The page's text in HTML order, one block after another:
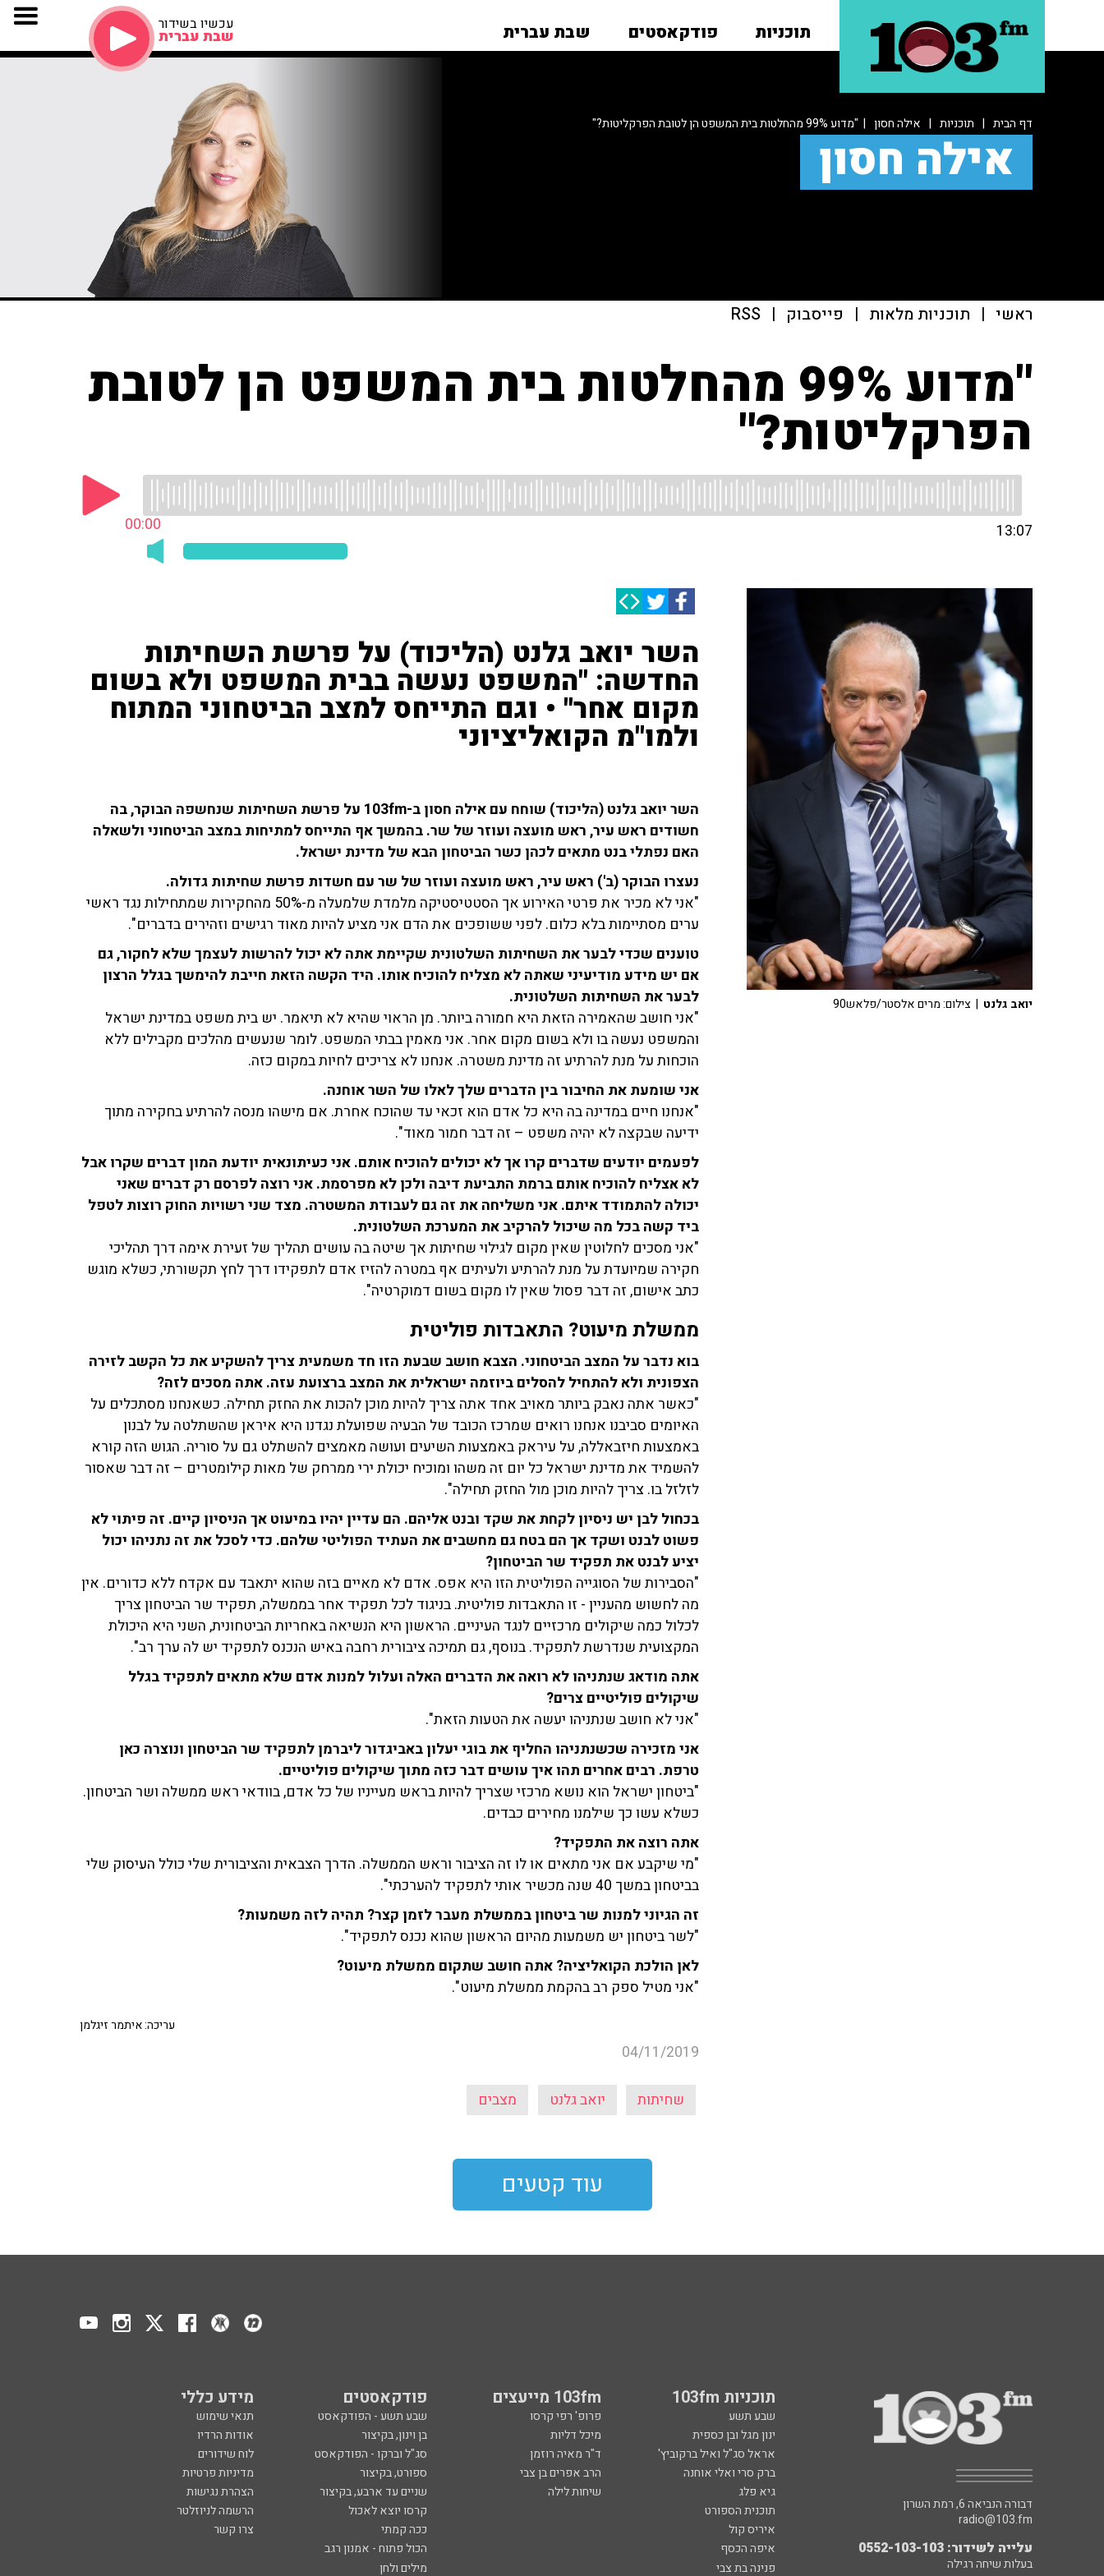
תוכניות פודקאסטים שבת עברית עכשיו בשידור
שבת עברית
דף הבית | תוכניות | אילה חסון | "מדוע 99% מהחלטות בית המשפט הן לטובת הפרקליטות?"
אילה חסון
ראשי | תוכניות מלאות | פייסבוק |
RSS
"מדוע 99% מהחלטות בית המשפט הן לטובת
הפרקליטות?"
00:00 13:07
השר יואב גלנט (הליכוד) על פרשת השחיתות
החדשה: "המשפט נעשה בבית המשפט ולא בשום
מקום אחר" • וגם התייחס למצב הביטחוני המתוח
ולמו"מ הקואליציוני
השר יואב גלנט (הליכוד) שוחח עם אילה חסון ב-103fm על פרשת השחיתות שנחשפה הבוקר, בה
חשודים ראש עיר, ראש מועצה ועוזר של שר. בהמשך אף התייחס למתיחות במצב הביטחוני ולשאלה
האם נפתלי בנט מתאים לכהן כשר הביטחון הבא של מדינת ישראל.
נעצרו הבוקר (ב') ראש עיר, ראש מועצה ועוזר של שר עם חשדות פרשת שחיתות גדולה.
"אני לא מכיר את פרטי האירוע אך הסטטיסטיקה מלמדת שלמעלה מ-50% מהחקירות שמתחילות נגד ראשי
ערים מסתיימות בלא כלום. לפני ששופכים את הדם אני מציע להיות מאוד רגישים וזהירים בדברים".
טוענים שכדי לבער את השחיתות השלטונית שקיימת אתה לא יכול להרשות לעצמך שלא לחקור, גם
אם יש מידע מודיעיני שאתה לא מצליח להוכיח אותו. היד הקשה הזאת חייבת להימשך בגלל הרצון
לבער את השחיתות השלטונית.
"אני חושב שהאמירה הזאת היא חמורה ביותר. מן הראוי שהיא לא תיאמר. יש בית משפט במדינת ישראל
והמשפט נעשה בו ולא בשום מקום אחר. אני מאמין בבתי המשפט. לומר שנעשים מהלכים מקבילים ללא
הוכחות על מנת להרתיע זה מדינת משטרה. אנחנו לא צריכים לחיות במקום כזה.
אני שומעת את החיבור בין הדברים שלך לאלו של השר אוחנה.
"אנחנו חיים במדינה בה היא כל אדם הוא זכאי עד שהוכח אחרת. אם מישהו מנסה להרתיע בחקירה מתוך
ידיעה שבקצה לא יהיה משפט – זה דבר חמור מאוד".
לפעמים יודעים שדברים קרו אך לא יכולים להוכיח אותם. אני כעיתונאית יודעת המון דברים שקרו אבל
לא אצליח להוכיח אותם ברמת התביעת דיבה ולכן לא מפרסמת. אני רוצה לפרסם רק דברים שאני
יכולה להתמודד איתם. אני משליחה את זה גם לעבודת המשטרה. מצד שני רשויות החוק רוצות לטפל
ביד קשה בכל מה שיכול להרקיב את המערכת השלטונית.
"אני מסכים לחלוטין שאין מקום לגילוי שחיתות אך שיטה בה עושים תהליך של זעירת אימה דרך תהליכי
חקירה שמיועדת על מנת להרתיע ולעיתים אף במטרה להזיז אדם לתפקידו דרך לחץ תקשורתי, כשלא מוגש
כתב אישום, זה דבר פסול שאין לו מקום בשום דמוקרטיה".
ממשלת מיעוט? התאבדות פוליטית
בוא נדבר על המצב הביטחוני. הצבא חושב שבעת הזו חד משמעית צריך להשקיע את כל הקשב לזירה
הצפונית ולא להתחיל להסלים ביוזמה ישראלית את המצב ברצועת עזה. אתה מסכים לזה?
"כאשר אתה נאבק ביותר מאויב אחד אתה צריך להיות מוכן להכות את החזק תחילה. כשאנחנו מסתכלים על
האיומים סביבנו אנחנו רואים שמרכז הכובד של הבעיה שפועלת נגדנו היא איראן שהשתלטה על לבנון
באמצעות חיזבאללה, על עיראק באמצעות השיעים ועושה מאמצים להשתלט גם על סוריה. הגוש הזה קורא
להשמיד את מדינת ישראל כל יום זה משהו ומוכיח יכולת ירי ממרחק של מאות קילומטרים – זה דבר שאסור
לזלזל בו. צריך להיות מוכן מול החזק תחילה".
בכחול לבן יש ניסיון לקחת את שקד ובנט אליהם. הם עדיין יהיו במיעוט אך הניסיון קיים. זה פיתוי לא
פשוט לבנט ושקד אך הם בטח גם מחשבים את העתיד הפוליטי שלהם. כדי לסכל את זה נתניהו יכול
יציע לבנט את תפקיד שר הביטחון?
"הסבירות של הסוגייה הפוליטית הזו היא אפס. אדם לא מאיים בזה שהוא יתאבד עם אקדח ללא כדורים. אין
מה לחשוש מהעניין - זו התאבדות פוליטית. בניגוד לכל תפקיד אחר בממשלה, תפקיד שר הביטחון צריך
לכלול כמה שיקולים מרכזיים לנגד העיניים. הראשון היא הנשיאה באחריות הביטחונית, השני היא היכולת
המקצועית שנדרשת לתפקיד. בנוסף, גם תמיכה ציבורית רחבה באיש הנכנס לתפקיד יש לה ערך רב".
אתה מודאג שנתניהו לא רואה את הדברים האלה ועלול למנות אדם שלא מתאים לתפקיד בגלל
שיקולים פוליטיים צרים?
"אני לא חושב שנתניהו יעשה את הטעות הזאת".
אני מזכירה שכשנתניהו החליף את בוגי יעלון באביגדור ליברמן לתפקיד שר הביטחון ונוצרה כאן
טרפת. רבים אחרים תהו איך עושים דבר כזה מתוך שיקולים פוליטיים.
"ביטחון ישראל הוא נושא מרכזי שצריך להיות בראש מעייניו של כל אדם, בוודאי ראש ממשלה ושר הביטחון.
כשלא עשו כך שילמנו מחירים כבדים.
אתה רוצה את התפקיד?
"מי שיקבע אם אני מתאים או לו זה הציבור וראש הממשלה. הדרך הצבאית והציבורית שלי כולל העיסוק שלי
בביטחון במשך 40 שנה מכשיר אותי לתפקיד להערכתי".
זה הגיוני למנות שר ביטחון בממשלת מעבר לזמן קצר? תהיה לזה משמעות?
"לשר ביטחון יש משמעות מהיום הראשון שהוא נכנס לתפקיד".
לאן הולכת הקואליציה? אתה חושב שתקום ממשלת מיעוט?
"אני מטיל ספק רב בהקמת ממשלת מיעוט".
עריכה: איתמר זיגלמן
04/11/2019
שחיתות יואב גלנט מצבים
יואב גלנט | צילום: מרים אלסטר/פלאש90
עוד קטעים
תוכניות 103fm 103fm מייעצים פודקאסטים מידע כללי
שבע תשע פרופ' רפי קרסו שבע תשע - הפודקאסט
תנאי שימוש
ינון מגל ובן כספית
מיכל דליות בן וינון, בקיצור
אודות הרדיו
אראל סג"ל ואיל ברקוביץ'
ד"ר מאיה רוזמן סג"ל וברקו - הפודקאסט
לוח שידורים
ברק סרי ואלי אוחנה
הרב אפרים בן צבי ספורט, בקיצור
מדיניות פרטיות
גיא פלג
שיחות לילה שניים עד ארבע, בקיצור
הצהרת נגישות
תוכנית הספורט
קרסו יוצא לאכול
הרשמה לניוזלטר
איריס קול
ככה קמתי
צרו קשר
איפה הכסף
הכול פתוח - אמנון רגב
פנינה בת צבי
מילים ולחן
דבורה הנביאה 6, רמת השרון
radio@103.fm
עלייה לשידור: 0552-103-103
בעלות שיחה רגילה